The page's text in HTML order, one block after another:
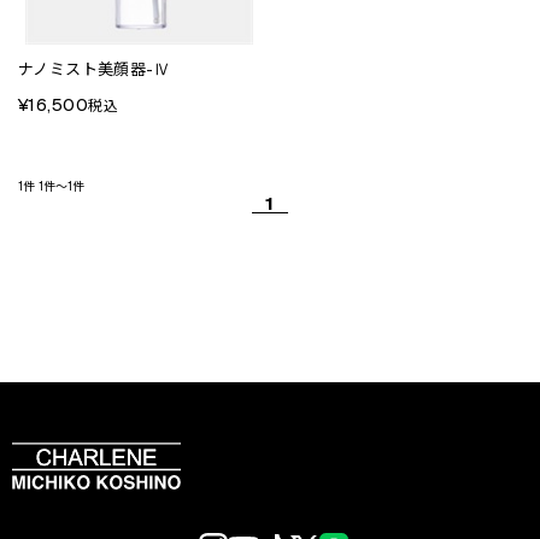
ナノミスト美顔器-Ⅳ
¥16,500税込
1件 1件～1件
1